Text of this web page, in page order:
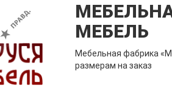
МЕБЕЛЬ
Мебельная фабрика
размерам на заказ